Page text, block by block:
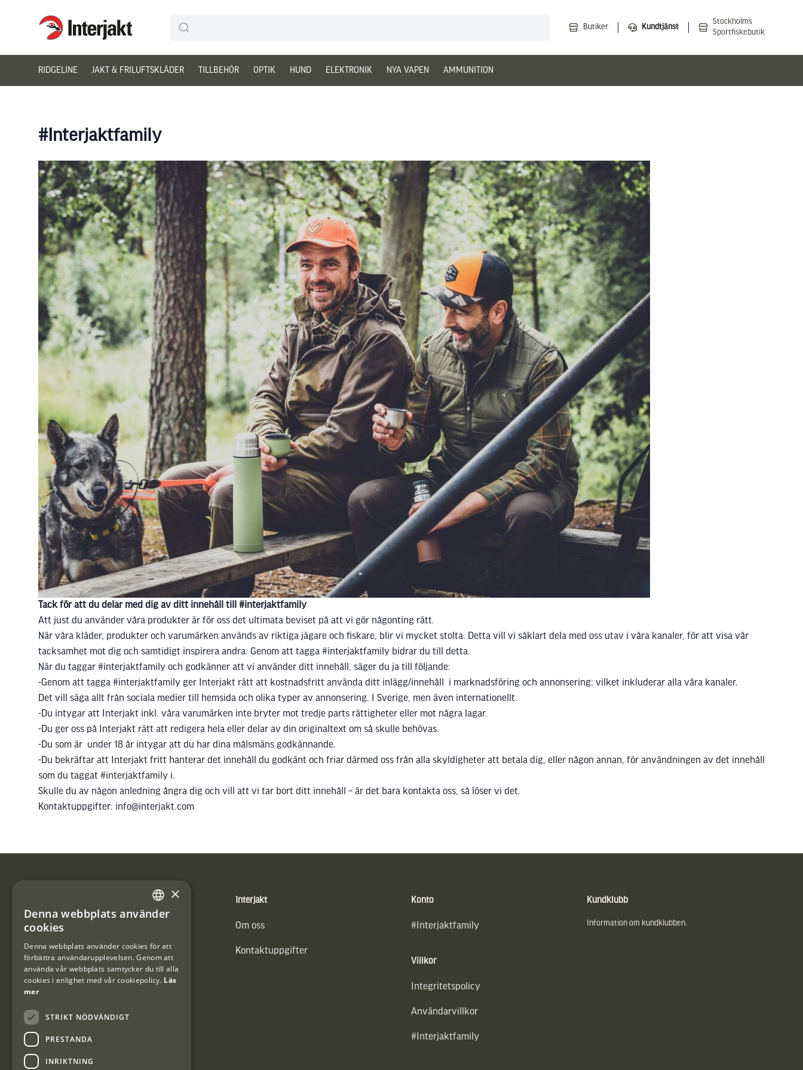
Interjakt SE Butiker Kundtjänst
Stockholms
Sportfiskebutik
RIDGELINE JAKT & FRILUFTSKLÄDER TILLBEHÖR OPTIK HUND ELEKTRONIK NYA VAPEN AMMUNITION
#Interjaktfamily
Tack för att du delar med dig av ditt innehåll till #interjaktfamily
Att just du använder våra produkter är för oss det ultimata beviset på att vi gör någonting rätt.
När våra kläder, produkter och varumärken används av riktiga jägare och fiskare, blir vi mycket stolta. Detta vill vi såklart dela med oss utav i våra kanaler, för att visa vår
tacksamhet mot dig och samtidigt inspirera andra. Genom att tagga #interjaktfamily bidrar du till detta.
När du taggar #interjaktfamily och godkänner att vi använder ditt innehåll, säger du ja till följande:
-Genom att tagga #interjaktfamily ger Interjakt rätt att kostnadsfritt använda ditt inlägg/innehåll i marknadsföring och annonsering: vilket inkluderar alla våra kanaler.
Det vill säga allt från sociala medier till hemsida och olika typer av annonsering. I Sverige, men även internationellt.
-Du intygar att Interjakt inkl. våra varumärken inte bryter mot tredje parts rättigheter eller mot några lagar.
-Du ger oss på Interjakt rätt att redigera hela eller delar av din originaltext om så skulle behövas.
-Du som är under 18 år intygar att du har dina målsmäns godkännande.
-Du bekräftar att Interjakt fritt hanterar det innehåll du godkänt och friar därmed oss från alla skyldigheter att betala dig, eller någon annan, för användningen av det innehåll
som du taggat #interjaktfamily i.
Skulle du av någon anledning ångra dig och vill att vi tar bort ditt innehåll – är det bara kontakta oss, så löser vi det.
Kontaktuppgifter: info@interjakt.com
Vännäs Friluftbyxa
Interjakt
Om oss
Kontaktuppgifter
Konto
#Interjaktfamily
Villkor
Integritetspolicy
Användarvillkor
#Interjaktfamily
Kundklubb
Information om kundklubben.
SWEDISH
×
Denna webbplats använder
cookies
Denna webbplats använder cookies för att
förbättra användarupplevelsen. Genom att
använda vår webbplats samtycker du till alla
cookies i enlighet med vår cookiepolicy. Läs
mer
STRIKT NÖDVÄNDIGT
PRESTANDA
INRIKTNING